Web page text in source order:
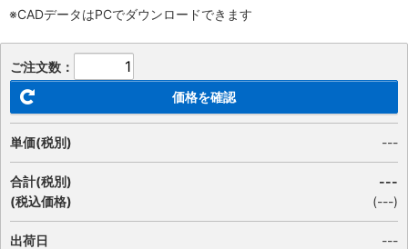
※CADデータはPCでダウンロードできます
ご注文数：
価格を確認
単価(税別) ---
合計(税別)
(税込価格)
---
(---)
出荷日
---